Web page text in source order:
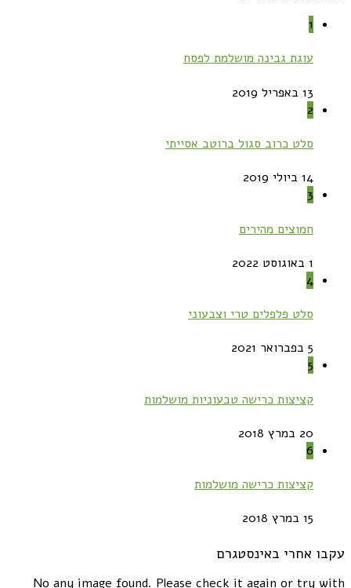
1
עוגת גבינה מושלמת לפסח
13 באפריל 2019
2
סלט כרוב סגול ברוטב אסייתי
14 ביולי 2019
3
חמוצים מהירים
1 באוגוסט 2022
4
סלט פלפלים טרי וצבעוני
5 בפברואר 2021
5
קציצות כרישה טבעוניות מושלמות
20 במרץ 2018
6
קציצות כרישה מושלמות
15 במרץ 2018
עקבו אחרי באינסטגרם
No any image found. Please check it again or try with